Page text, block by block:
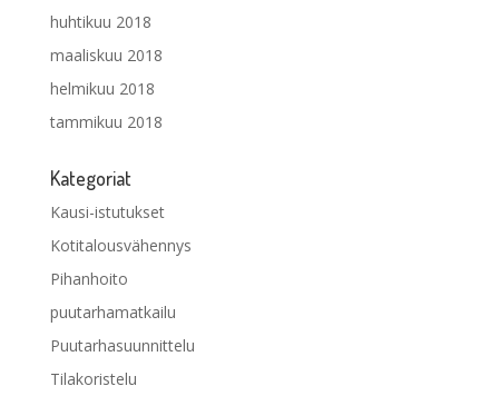
huhtikuu 2018
maaliskuu 2018
helmikuu 2018
tammikuu 2018
Kategoriat
Kausi-istutukset
Kotitalousvähennys
Pihanhoito
puutarhamatkailu
Puutarhasuunnittelu
Tilakoristelu